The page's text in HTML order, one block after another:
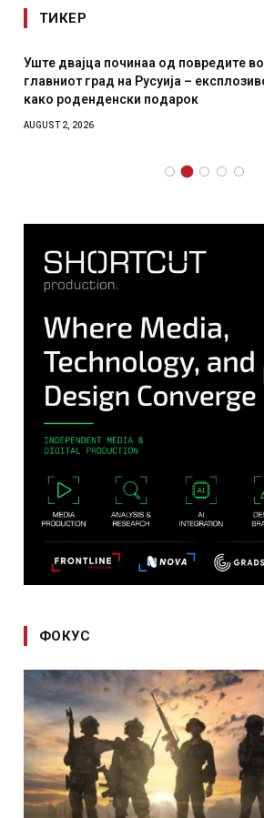
ТИКЕР
Уште двајца починаа од повредите
главниот град на Русуија –
како роденденски подарок
AUGUST 2, 2026
ФОКУС